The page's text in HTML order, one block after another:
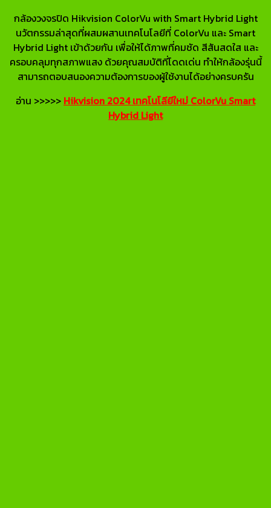
กล้องวงจรปิด Hikvision ColorVu with Smart Hybrid Light
นวัตกรรมล่าสุดที่ผสมผสานเทคโนโลยีที่ ColorVu และ Smart
Hybrid Light เข้าด้วยกัน เพื่อให้ได้ภาพที่คมชัด สีสันสดใส และ
ครอบคลุมทุกสภาพแสง ด้วยคุณสมบัติที่โดดเด่น ทำให้กล้องรุ่นนี้
สามารถตอบสนองความต้องการของผู้ใช้งานได้อย่างครบครัน
อ่าน >>>>> Hikvision 2024 เทคโนโลียีใหม่ ColorVu Smart
Hybrid Light